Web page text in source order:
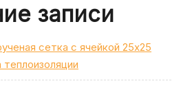
записи
сетка с ячейкой 25х25